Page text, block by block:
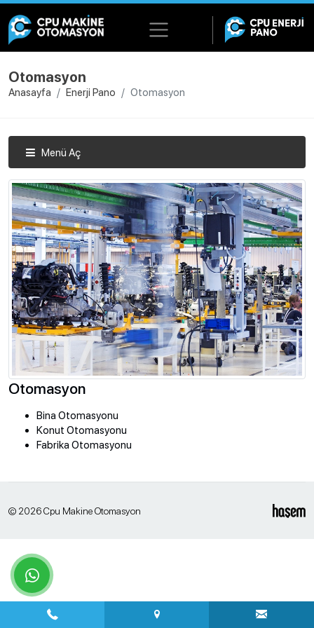
whatsapp
Otomasyon
Anasayfa Enerji Pano Otomasyon
Menü Aç
Otomasyon
Bina Otomasyonu
Konut Otomasyonu
Fabrika Otomasyonu
© 2026 Cpu Makine Otomasyon